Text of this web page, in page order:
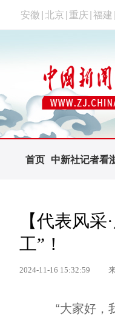
安徽 北京 重庆 福建
首页 中新社记者看
【代表风
工”！
2024-11-16 15:32:59
“大家好，我